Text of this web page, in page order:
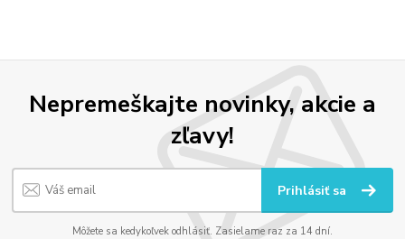
Nepremeškajte novinky, akcie a
zľavy!
Prihlásiť sa
Môžete sa kedykoľvek odhlásiť. Zasielame raz za 14 dní.